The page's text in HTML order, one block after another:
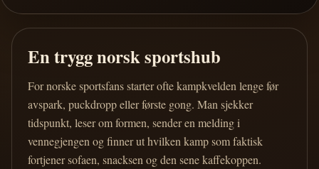
En trygg norsk sportshub
For norske sportsfans starter ofte kampkvelden lenge før
avspark, puckdropp eller første gong. Man sjekker
tidspunkt, leser om formen, sender en melding i
vennegjengen og finner ut hvilken kamp som faktisk
fortjener sofaen, snacksen og den sene kaffekoppen.